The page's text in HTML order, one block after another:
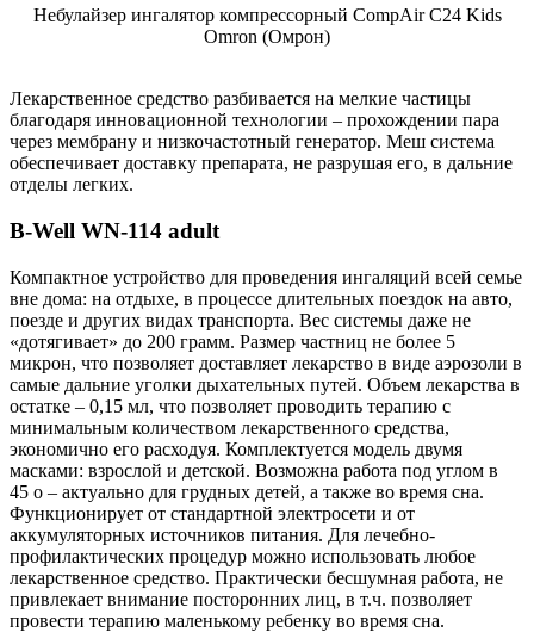
Небулайзер ингалятор компрессорный CompAir C24 Kids
Omron (Омрон)
Лекарственное средство разбивается на мелкие частицы
благодаря инновационной технологии – прохождении пара
через мембрану и низкочастотный генератор. Меш система
обеспечивает доставку препарата, не разрушая его, в дальние
отделы легких.
B-Well WN-114 adult
Компактное устройство для проведения ингаляций всей семье
вне дома: на отдыхе, в процессе длительных поездок на авто,
поезде и других видах транспорта. Вес системы даже не
«дотягивает» до 200 грамм. Размер частниц не более 5
микрон, что позволяет доставляет лекарство в виде аэрозоли в
самые дальние уголки дыхательных путей. Объем лекарства в
остатке – 0,15 мл, что позволяет проводить терапию с
минимальным количеством лекарственного средства,
экономично его расходуя. Комплектуется модель двумя
масками: взрослой и детской. Возможна работа под углом в
45 о – актуально для грудных детей, а также во время сна.
Функционирует от стандартной электросети и от
аккумуляторных источников питания. Для лечебно-
профилактических процедур можно использовать любое
лекарственное средство. Практически бесшумная работа, не
привлекает внимание посторонних лиц, в т.ч. позволяет
провести терапию маленькому ребенку во время сна.